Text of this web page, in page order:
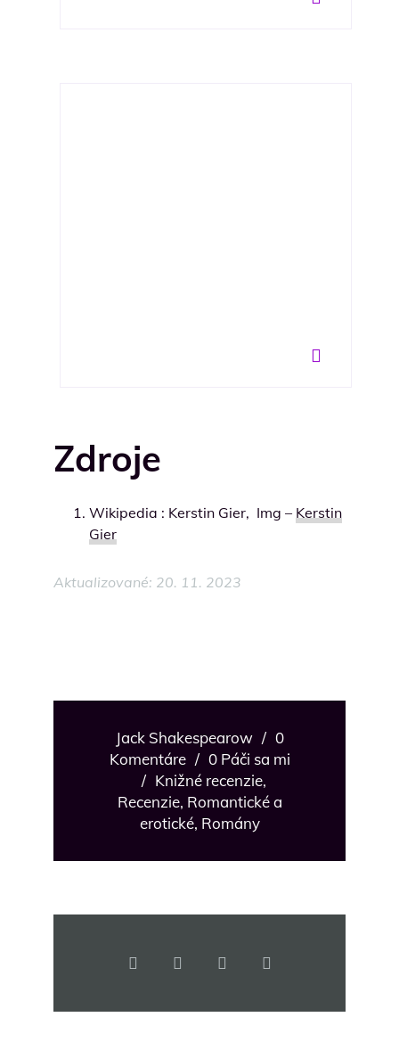
Zdroje
Wikipedia : Kerstin Gier, Img – Kerstin
Gier
Aktualizované: 20. 11. 2023
Jack Shakespearow / 0
Komentáre / 0 Páči sa mi
/ Knižné recenzie,
Recenzie, Romantické a
erotické, Romány